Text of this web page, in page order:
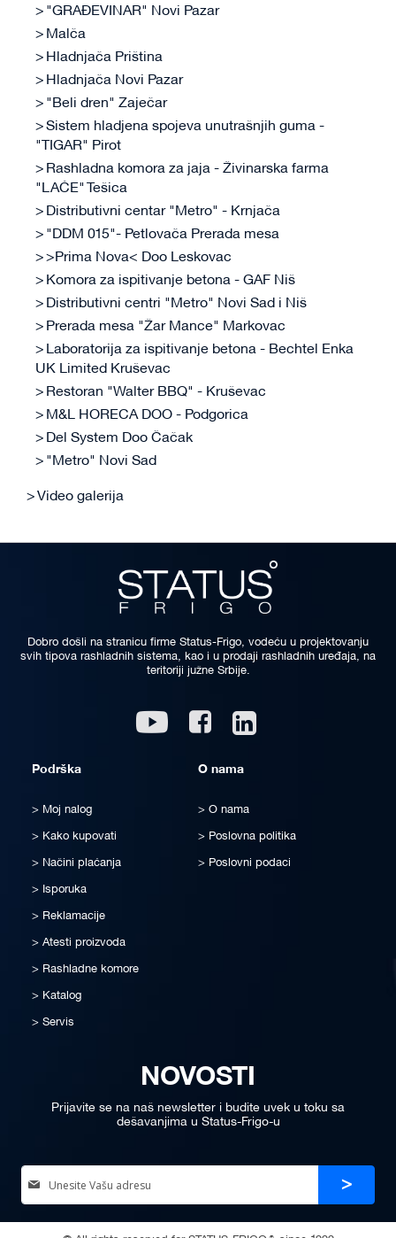
"GRAĐEVINAR" Novi Pazar
Malča
Hladnjača Priština
Hladnjača Novi Pazar
"Beli dren" Zaječar
Sistem hladjena spojeva unutrašnjih guma -
"TIGAR" Pirot
Rashladna komora za jaja - Živinarska farma
"LAĆE" Tešica
Distributivni centar "Metro" - Krnjača
"DDM 015"- Petlovača Prerada mesa
>Prima Nova< Doo Leskovac
Komora za ispitivanje betona - GAF Niš
Distributivni centri "Metro" Novi Sad i Niš
Prerada mesa "Žar Mance" Markovac
Laboratorija za ispitivanje betona - Bechtel Enka
UK Limited Kruševac
Restoran "Walter BBQ" - Kruševac
M&L HORECA DOO - Podgorica
Del System Doo Čačak
"Metro" Novi Sad
Video galerija
Dobro došli na stranicu firme Status-Frigo, vodeću u projektovanju
svih tipova rashladnih sistema, kao i u prodaji rashladnih uređaja, na
teritoriji južne Srbije.
Youtube Facebook
Podrška
Moj nalog
Kako kupovati
Načini plaćanja
Isporuka
Reklamacije
Atesti proizvoda
Rashladne komore
Katalog
Servis
O nama
O nama
Poslovna politika
Poslovni podaci
NOVOSTI
Prijavite se na naš newsletter i budite uvek u toku sa
dešavanjima u Status-Frigo-u
Sign
Up
for
Our
Prijava